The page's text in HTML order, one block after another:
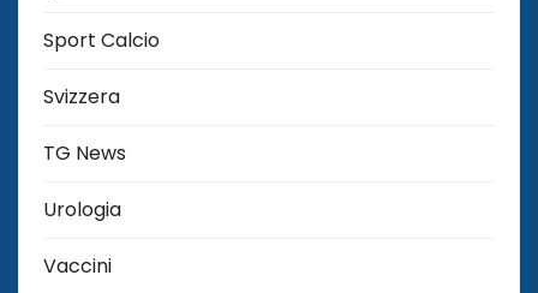
Sport Calcio
Svizzera
TG News
Urologia
Vaccini